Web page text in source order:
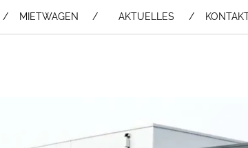
MIETWAGEN / AKTUELLES